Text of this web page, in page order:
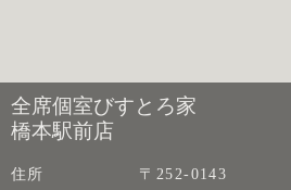
全席個室びすとろ家
橋本駅前店
住所
〒252-0143